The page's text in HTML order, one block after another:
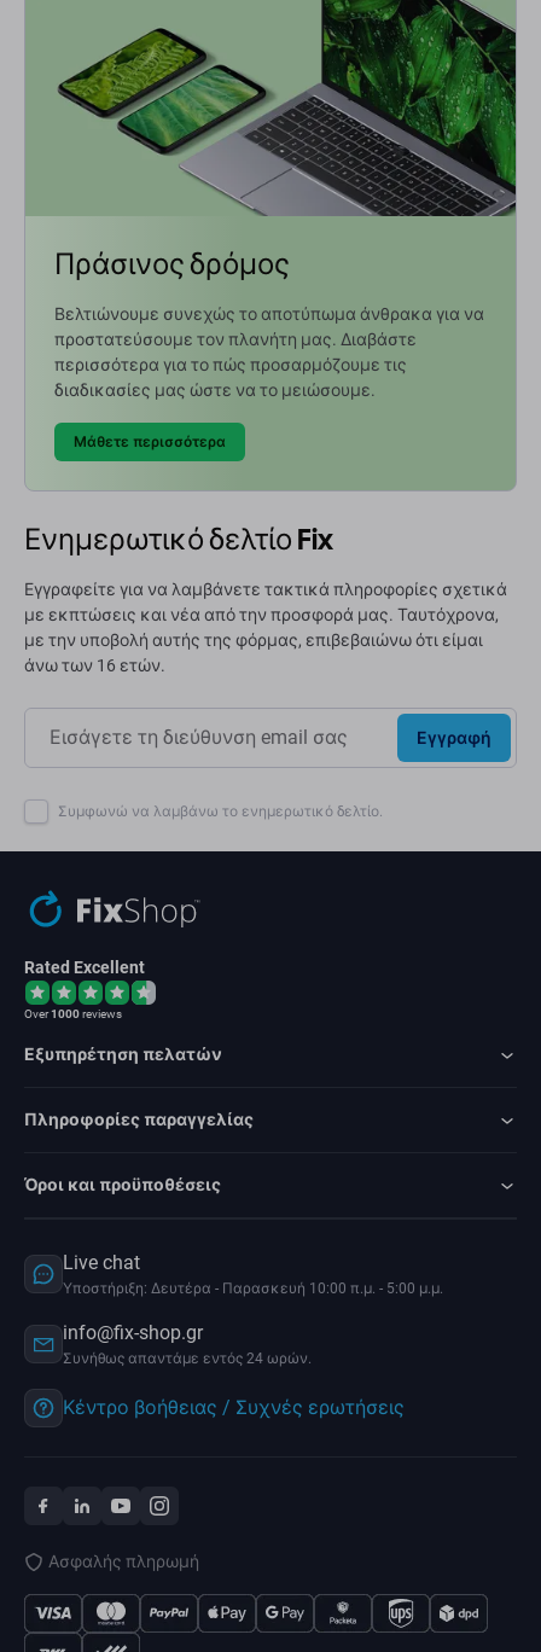
Πράσινος δρόμος
Βελτιώνουμε συνεχώς το αποτύπωμα άνθρακα για να
προστατεύσουμε τον πλανήτη μας. Διαβάστε
περισσότερα για το πώς προσαρμόζουμε τις
διαδικασίες μας ώστε να το μειώσουμε.
Μάθετε περισσότερα
Ενημερωτικό δελτίο Fix
Εγγραφείτε για να λαμβάνετε τακτικά πληροφορίες σχετικά
με εκπτώσεις και νέα από την προσφορά μας. Ταυτόχρονα,
με την υποβολή αυτής της φόρμας, επιβεβαιώνω ότι είμαι
άνω των 16 ετών.
Εγγραφή
Συμφωνώ να λαμβάνω το ενημερωτικό δελτίο.
Rated Excellent
Over1000reviews
Εξυπηρέτηση πελατών
Πληροφορίες παραγγελίας
Όροι και προϋποθέσεις
Live chat
Υποστήριξη: Δευτέρα - Παρασκευή 10:00 π.μ. - 5:00 μ.μ.
info@fix-shop.gr
Συνήθως απαντάμε εντός 24 ωρών.
Κέντρο βοήθειας / Συχνές ερωτήσεις
Ασφαλής πληρωμή